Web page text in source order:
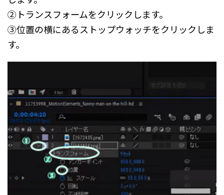
②トランスフォームをクリックします。
③位置の横にあるストップウォッチをクリックしま
す。